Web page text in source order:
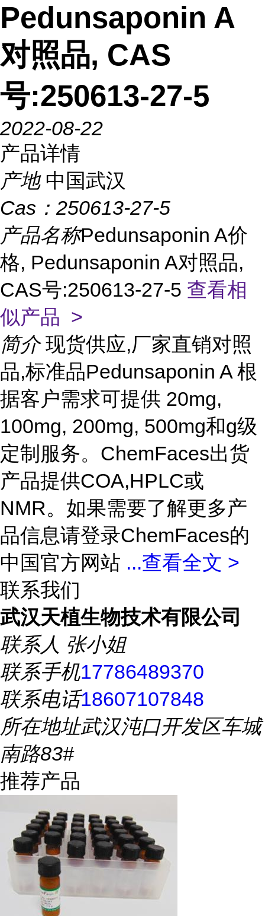
Pedunsaponin A
对照品, CAS
号:250613-27-5
2022-08-22
产品详情
产地 中国武汉
Cas： 250613-27-5
产品名称Pedunsaponin A价
格, Pedunsaponin A对照品,
CAS号:250613-27-5 查看相
似产品 >
简介 现货供应,厂家直销对照
品,标准品Pedunsaponin A 根
据客户需求可提供 20mg,
100mg, 200mg, 500mg和g级
定制服务。ChemFaces出货
产品提供COA,HPLC或
NMR。如果需要了解更多产
品信息请登录ChemFaces的
中国官方网站 ...查看全文 >
联系我们
武汉天植生物技术有限公司
联系人 张小姐
联系手机17786489370
联系电话18607107848
所在地址武汉沌口开发区车城
南路83#
推荐产品